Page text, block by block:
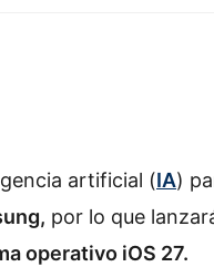
artificial (IA)
por lo que
operativo iOS 27.